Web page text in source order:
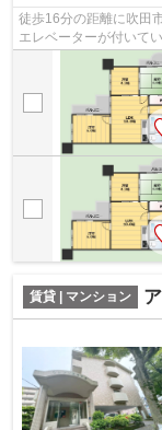
徒歩16分の距離に吹田
エレベーターが付いて
く、湿気やカビの心配
賃貸 | マンション